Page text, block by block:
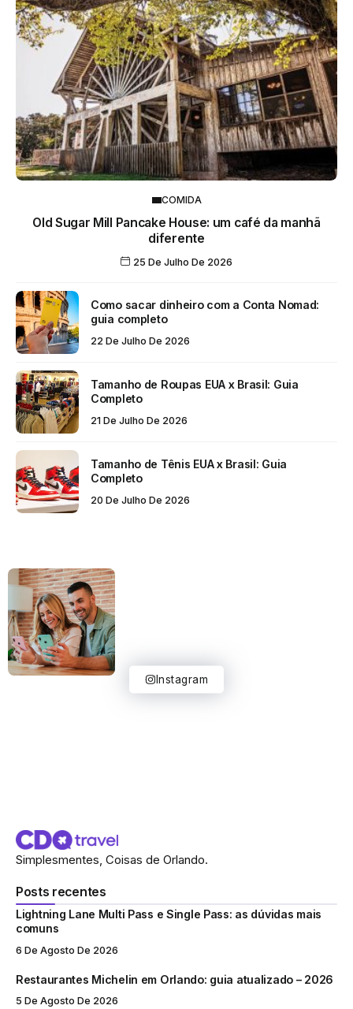
COMIDA
Old Sugar Mill Pancake House: um café da manhã
diferente
25 De Julho De 2026
Como sacar dinheiro com a Conta Nomad:
guia completo
22 De Julho De 2026
Tamanho de Roupas EUA x Brasil: Guia
Completo
21 De Julho De 2026
Tamanho de Tênis EUA x Brasil: Guia
Completo
20 De Julho De 2026
Instagram
Simplesmentes, Coisas de Orlando.
Posts recentes
Lightning Lane Multi Pass e Single Pass: as dúvidas mais
comuns
6 De Agosto De 2026
Restaurantes Michelin em Orlando: guia atualizado – 2026
5 De Agosto De 2026